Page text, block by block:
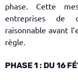
phase . Cette
entreprises de
raisonnable avant
règle.
PHASE 1 : DU 16